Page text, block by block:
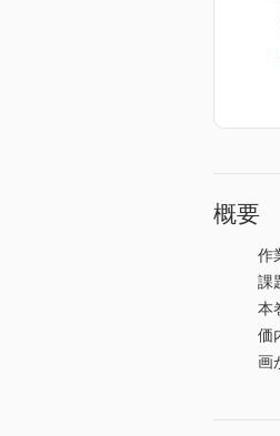
概要
作
課
本
価
画